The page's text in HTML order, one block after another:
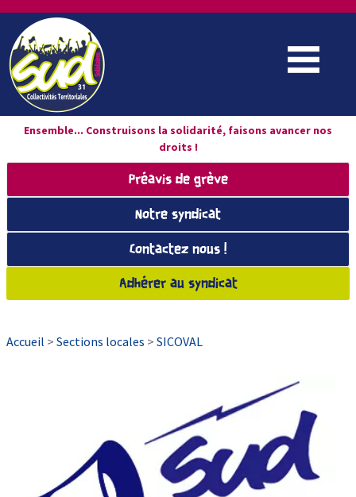
Ensemble... Construisons la solidarité, faisons avancer nos
droits !
Préavis de grève
Notre syndicat
Contactez nous !
Adhérer au syndicat
Accueil > Sections locales > SICOVAL